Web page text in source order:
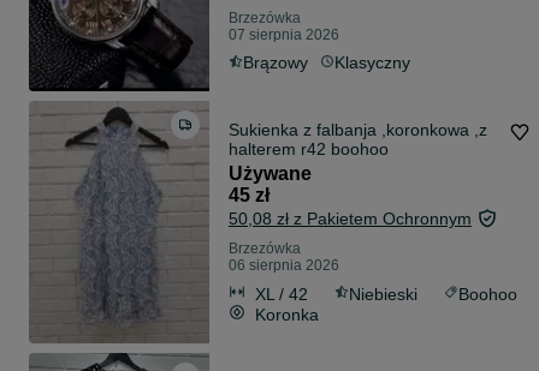
Brzezówka
07 sierpnia 2026
Brązowy Klasyczny
Sukienka z falbanja ,koronkowa ,z
halterem r42 boohoo
Używane
45 zł
50,08 zł z Pakietem Ochronnym
Brzezówka
06 sierpnia 2026
XL / 42 Niebieski
Boohoo
Koronka